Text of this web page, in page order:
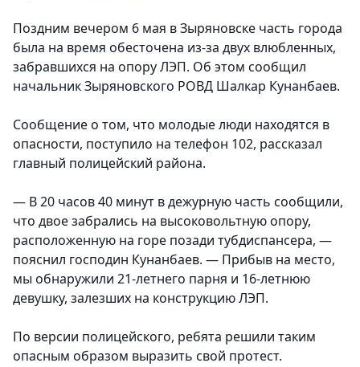
Поздним вечером 6 мая в Зыряновске часть города
была на время обесточена из-за двух влюбленных,
забравшихся на опору ЛЭП. Об этом сообщил
начальник Зыряновского РОВД Шалкар Кунанбаев.
Сообщение о том, что молодые люди находятся в
опасности, поступило на телефон 102, рассказал
главный полицейский района.
— В 20 часов 40 минут в дежурную часть сообщили,
что двое забрались на высоковольтную опору,
расположенную на горе позади тубдиспансера, —
пояснил господин Кунанбаев. — Прибыв на место,
мы обнаружили 21-летнего парня и 16-летнюю
девушку, залезших на конструкцию ЛЭП.
По версии полицейского, ребята решили таким
опасным образом выразить свой протест.